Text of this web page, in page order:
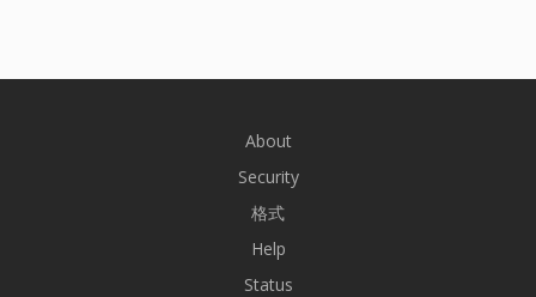
About
Security
格式
Help
Status